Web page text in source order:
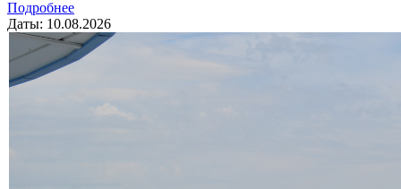
Подробнее
Даты: 10.08.2026